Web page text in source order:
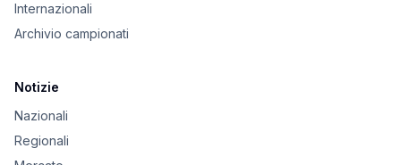
Internazionali
Archivio campionati
Notizie
Nazionali
Regionali